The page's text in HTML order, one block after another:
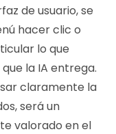
de usuario, se
hacer clic o
lo que
la IA entrega.
claramente la
será un
valorado en el